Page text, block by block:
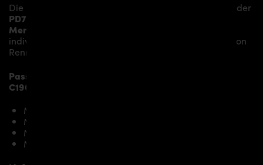
Die
sitzt auf der
PD700GTR Frontstoßstange
Mercedes-AMG GT/GTS C190/R190
individuellen Charakter und einen gewissen Hauch von
Rennsport-Flair.
Passend bei folgenden Mercedes-AMG GT/GTS
C190/R190 Modellen:
Mercedes-AMG GT Coupé C190
Mercedes-AMG GTS Coupé C190
Mercedes-AMG GT Roadster R190
Mercedes-AMG GTS Roadster R190